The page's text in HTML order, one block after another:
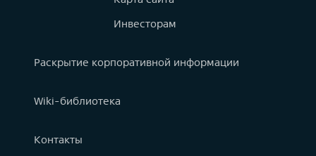
Инвесторам
Раскрытие корпоративной информации
Wiki-библиотека
Контакты